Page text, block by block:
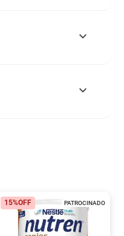
PATROCINADO
15%OFF